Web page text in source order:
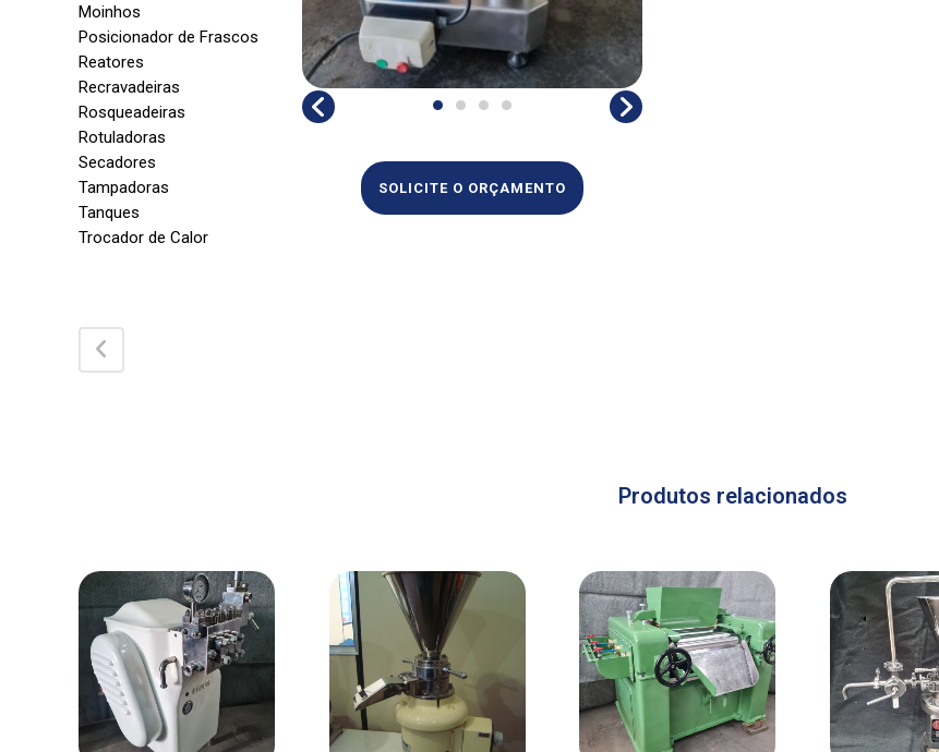
Moinhos
Posicionador de Frascos
Reatores
Recravadeiras
Rosqueadeiras
Rotuladoras
Secadores
Tampadoras
Tanques
Trocador de Calor
SOLICITE O ORÇAMENTO
Produtos relacionados